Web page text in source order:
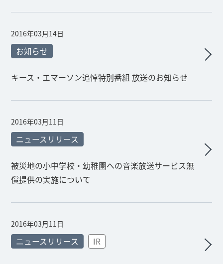
2016年03月14日
お知らせ
キース・エマーソン追悼特別番組 放送のお知らせ
2016年03月11日
ニュースリリース
被災地の小中学校・幼稚園への音楽放送サービス無
償提供の実施について
2016年03月11日
ニュースリリース IR